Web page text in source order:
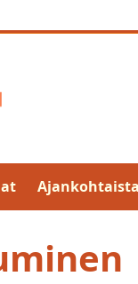
Ajankohtaista